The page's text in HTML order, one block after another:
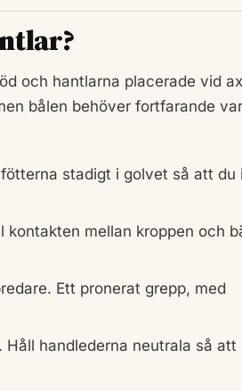
och hantlarna placerade vid
bålen behöver fortfarande
stadigt i golvet så att du
kontakten mellan kroppen och
Ett pronerat grepp, med
handlederna neutrala så att